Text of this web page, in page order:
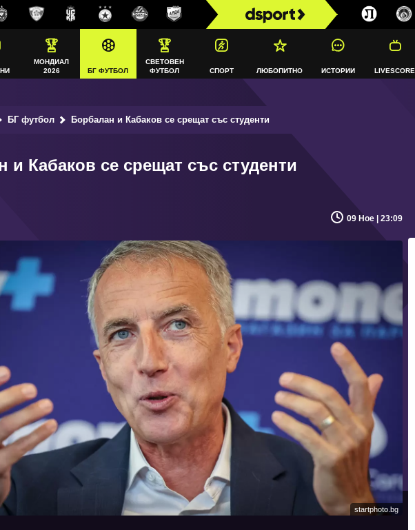
МОНДИАЛ
2026
БГ ФУТБОЛ
СВЕТОВЕН
ФУТБОЛ
СПОРТ ЛЮБОПИТНО ИСТОРИИ LIVESCORE
БГ футбол Борбалан и Кабаков се срещат със студенти
и Кабаков се срещат със студенти
09 Ное | 23:09
startphoto.bg